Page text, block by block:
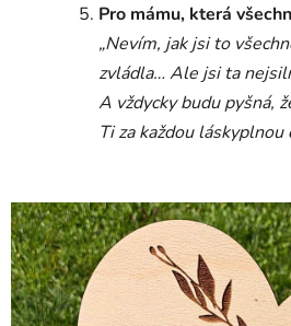
Pro mámu, která
„Nevím, jak jsi to
zvládla… Ale jsi ta
A vždycky budu pyšná,
Ti za každou láskyplnou